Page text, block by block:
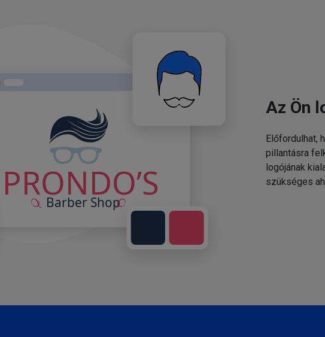
Az Ön
Előfordulhat,
pillantásra
logójának
szükséges